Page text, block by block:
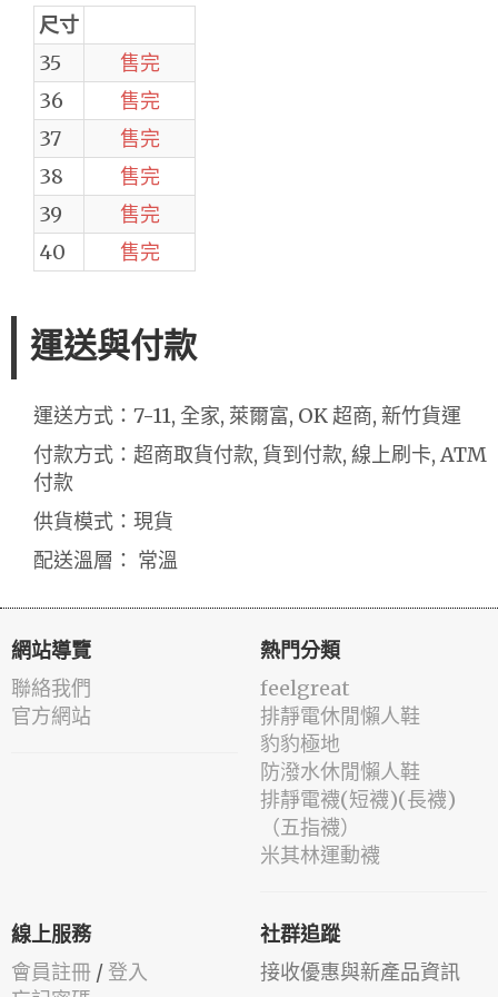
尺寸
35
售完
36
售完
37
售完
38
售完
39
售完
40
售完
運送與付款
運送方式：7-11, 全家, 萊爾富, OK 超商, 新竹貨運
付款方式：超商取貨付款, 貨到付款, 線上刷卡, ATM
付款
供貨模式：現貨
配送溫層： 常溫
網站導覽
聯絡我們
官方網站
熱門分類
feelgreat
排靜電休閒懶人鞋
豹豹極地
防潑水休閒懶人鞋
排靜電襪(短襪)(長襪)
（五指襪）
米其林運動襪
線上服務
會員註冊 / 登入
社群追蹤
接收優惠與新產品資訊